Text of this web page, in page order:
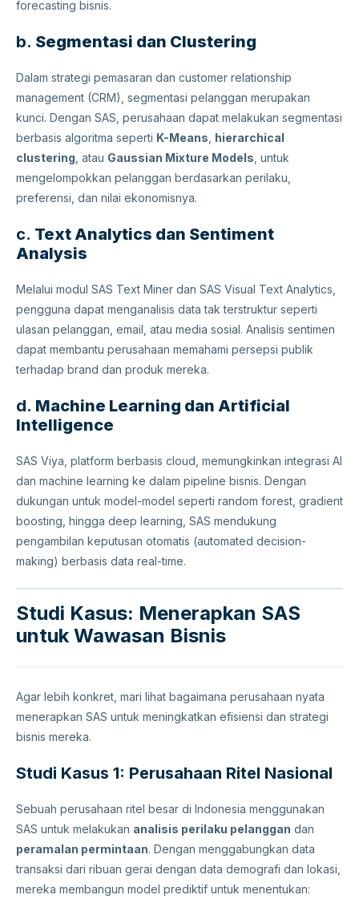
forecasting bisnis.
b. Segmentasi dan Clustering
Dalam strategi pemasaran dan customer relationship
management (CRM), segmentasi pelanggan merupakan
kunci. Dengan SAS, perusahaan dapat melakukan segmentasi
berbasis algoritma seperti K-Means hierarchical
clustering , atau Gaussian Mixture Models , untuk
mengelompokkan pelanggan berdasarkan perilaku,
preferensi, dan nilai ekonomisnya.
c. Text Analytics dan Sentiment
Analysis
Melalui modul SAS Text Miner dan SAS Visual Text Analytics,
pengguna dapat menganalisis data tak terstruktur seperti
ulasan pelanggan, email, atau media sosial. Analisis sentimen
dapat membantu perusahaan memahami persepsi publik
terhadap brand dan produk mereka.
d. Machine Learning dan Artificial
Intelligence
SAS Viya, platform berbasis cloud, memungkinkan integrasi AI
dan machine learning ke dalam pipeline bisnis. Dengan
dukungan untuk model-model seperti random forest, gradient
boosting, hingga deep learning, SAS mendukung
pengambilan keputusan otomatis (automated decision-
making) berbasis data real-time.
Studi Kasus: Menerapkan SAS
untuk Wawasan Bisnis
Agar lebih konkret, mari lihat bagaimana perusahaan nyata
menerapkan SAS untuk meningkatkan efisiensi dan strategi
bisnis mereka.
Studi Kasus 1: Perusahaan Ritel Nasional
Sebuah perusahaan ritel besar di Indonesia menggunakan
SAS untuk melakukan analisis perilaku pelanggan dan
peramalan permintaan. Dengan menggabungkan data
transaksi dari ribuan gerai dengan data demografi dan lokasi,
mereka membangun model prediktif untuk menentukan: